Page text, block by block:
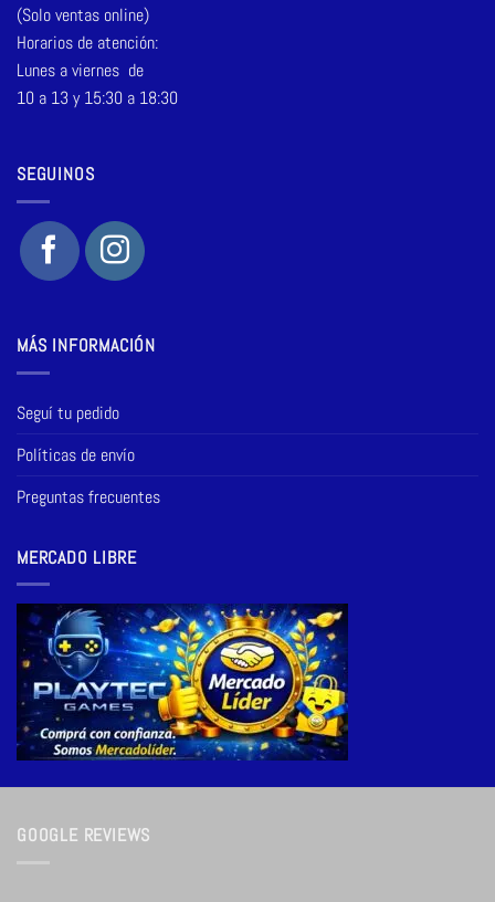
(Solo ventas online)
Horarios de atención:
Lunes a viernes de
10 a 13 y 15:30 a 18:30
SEGUINOS
MÁS INFORMACIÓN
Seguí tu pedido
Políticas de envío
Preguntas frecuentes
MERCADO LIBRE
GOOGLE REVIEWS